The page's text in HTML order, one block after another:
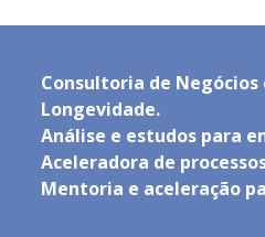
Consultoria de Negócios
Longevidade.
Análise e estudos para
Aceleradora de
Mentoria e aceleração